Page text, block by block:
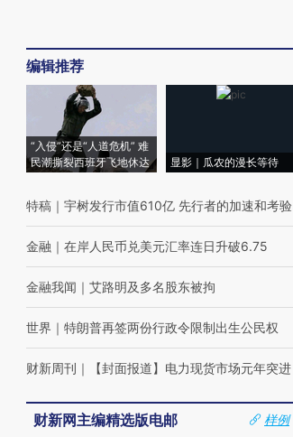
编辑推荐
“入侵”还是“人道危机” 难
民潮撕裂西班牙飞地休达
显影｜瓜农的漫长等待
特稿 ｜ 宇树发行市值610亿 先行者的加速和考验
金融 ｜ 在岸人民币兑美元汇率连日升破6.75
金融我闻 ｜ 艾路明及多名股东被拘
世界 ｜ 特朗普再签两份行政令限制出生公民权
财新周刊 ｜ 【封面报道】电力现货市场元年突进
财新网主编精选版电邮
样例